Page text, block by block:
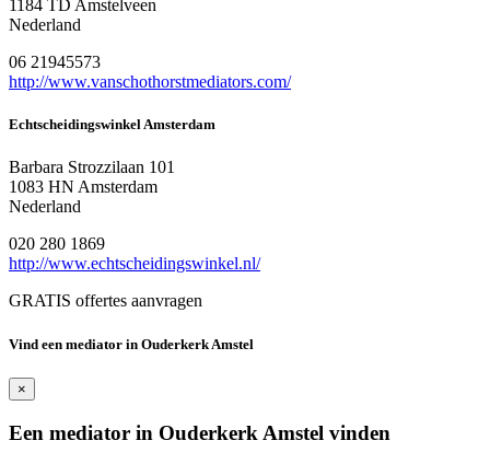
1184 TD Amstelveen
Nederland
06 21945573
http://www.vanschothorstmediators.com/
Echtscheidingswinkel Amsterdam
Barbara Strozzilaan 101
1083 HN Amsterdam
Nederland
020 280 1869
http://www.echtscheidingswinkel.nl/
GRATIS offertes aanvragen
Vind een mediator in Ouderkerk Amstel
×
Een mediator in Ouderkerk Amstel vinden